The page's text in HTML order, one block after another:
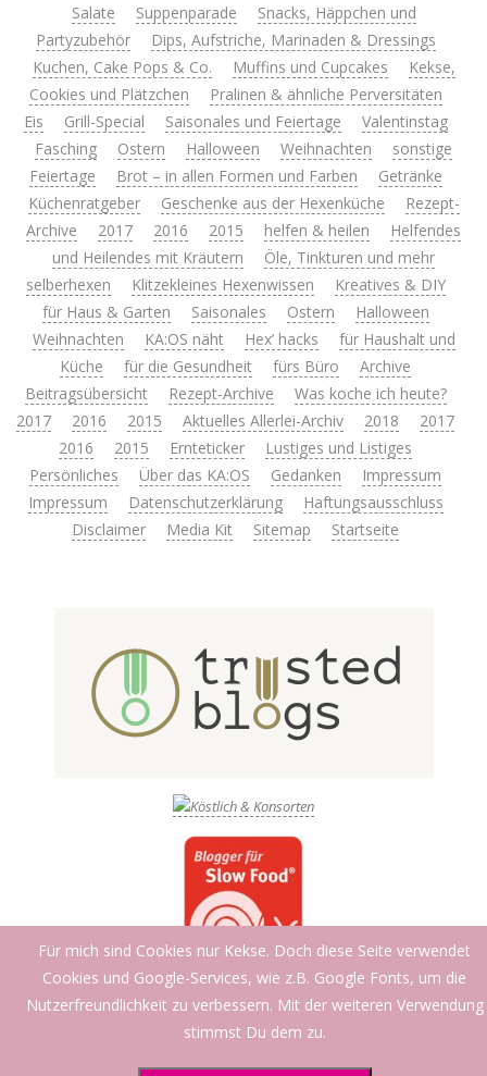
Salate
Suppenparade
Snacks, Häppchen und
Partyzubehör
Dips, Aufstriche, Marinaden & Dressings
Kuchen, Cake Pops & Co.
Muffins und Cupcakes
Kekse,
Cookies und Plätzchen
Pralinen & ähnliche Perversitäten
Eis
Grill-Special Saisonales und Feiertage
Valentinstag
Fasching
Ostern Halloween Weihnachten
sonstige
Feiertage
Brot – in allen Formen und Farben
Getränke
Küchenratgeber
Geschenke aus der Hexenküche
Rezept-
Archive
2017 2016 2015 helfen & heilen
Helfendes
und Heilendes mit Kräutern
Öle, Tinkturen und mehr
selberhexen
Klitzekleines Hexenwissen
Kreatives & DIY
für Haus & Garten
Saisonales Ostern
Halloween
Weihnachten
KA:OS näht Hex’ hacks
für Haushalt und
Küche
für die Gesundheit fürs Büro
Archive
Beitragsübersicht
Rezept-Archive
Was koche ich heute?
2017
2016 2015 Aktuelles Allerlei-Archiv 2018
2017
2016
2015 Ernteticker
Lustiges und Listiges
Persönliches
Über das KA:OS Gedanken
Impressum
Impressum
Datenschutzerklärung
Haftungsausschluss
Disclaimer
Media Kit Sitemap Startseite
Für mich sind Cookies nur Kekse. Doch diese Seite verwendet
Cookies und Google-Services, wie z.B. Google Fonts, um die
Nutzerfreundlichkeit zu verbessern. Mit der weiteren Verwendung
stimmst Du dem zu.